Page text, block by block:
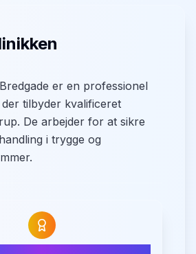
er en professionel
tilbyder kvalificeret
De arbejder for at sikre
i trygge og